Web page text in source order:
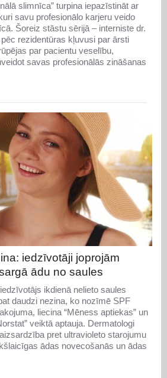
slimnīca” turpina iepazīstināt ar
savu profesionālo karjeru veido
Šoreiz stāstu sērijā – interniste dr.
rezidentūras kļuvusi par ārsti
par pacientu veselību,
savas profesionālās zināšanas
iedzīvotāji joprojām
ādu no saules
ikdienā nelieto saules
daudzi nezina, ko nozīmē SPF
liecina “Mēness aptiekas” un
veiktā aptauja. Dermatologi
pret ultravioleto starojumu
ādas novecošanās un ādas